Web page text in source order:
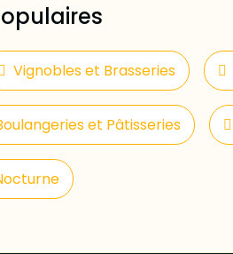
Vignobles et Brasseries
et Pâtisseries